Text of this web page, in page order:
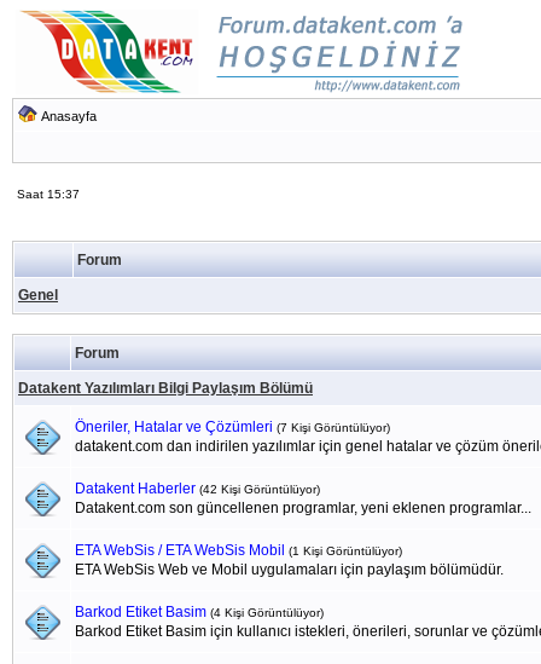
Anasayfa
Saat 15:37
Forum
Genel
Forum
Datakent Yazılımları Bilgi Paylaşım Bölümü
Öneriler, Hatalar ve Çözümleri (7 Kişi Görüntülüyor)
datakent.com dan indirilen yazılımlar için genel hatalar ve çözüm
Datakent Haberler (42 Kişi Görüntülüyor)
Datakent.com son güncellenen programlar, yeni eklenen programlar...
ETA WebSis / ETA WebSis Mobil (1 Kişi Görüntülüyor)
ETA WebSis Web ve Mobil uygulamaları için paylaşım bölümüdür.
Barkod Etiket Basim (4 Kişi Görüntülüyor)
Barkod Etiket Basim için kullanıcı istekleri, önerileri, sorunlar ve